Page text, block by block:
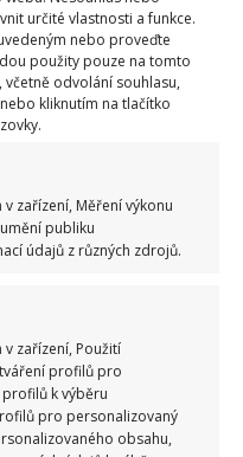
určité vlastnosti a funkce.
nebo proveďte
použity pouze na tomto
odvolání souhlasu,
kliknutím na tlačítko
zařízení, Měření výkonu
publiku
údajů z různých zdrojů.
zařízení, Použití
profilů pro
k výběru
pro personalizovaný
obsahu,
jen desetinu šálku.
48 praní! Chcete-li
vůni, můžete přidat
éterického
smíchejte 4 šálky
octa a asi 10 kapek
Používejte množství,